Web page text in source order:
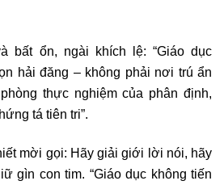
bất ổn, ngài khích lệ: “Giáo dục
hải đăng – không phải nơi trú ẩn
thực nghiệm của phân định,
tá tiên tri”.
mời gọi: Hãy giải giới lời nói, hãy
gìn con tim. “Giáo dục không tiến